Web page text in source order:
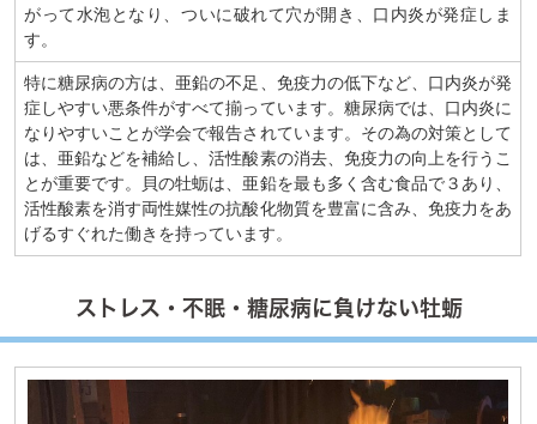
がって水泡となり、ついに破れて穴が開き、口内炎が発症しま
す。
特に糖尿病の方は、亜鉛の不足、免疫力の低下など、口内炎が発
症しやすい悪条件がすべて揃っています。糖尿病では、口内炎に
なりやすいことが学会で報告されています。その為の対策として
は、亜鉛などを補給し、活性酸素の消去、免疫力の向上を行うこ
とが重要です。貝の牡蛎は、亜鉛を最も多く含む食品で３あり、
活性酸素を消す両性媒性の抗酸化物質を豊富に含み、免疫力をあ
げるすぐれた働きを持っています。
ストレス・不眠・糖尿病に負けない牡蛎